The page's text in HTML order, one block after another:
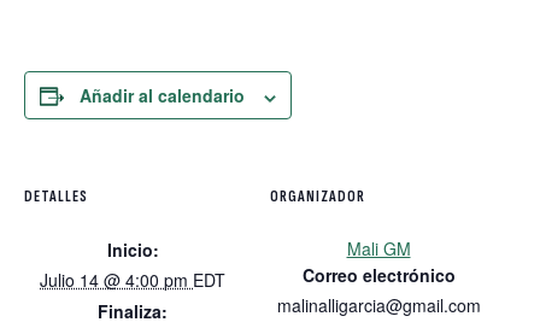
Añadir al calendario
DETALLES
Inicio:
Julio 14 @ 4:00 pm EDT
Finaliza:
ORGANIZADOR
Mali GM
Correo electrónico
malinalligarcia@gmail.com